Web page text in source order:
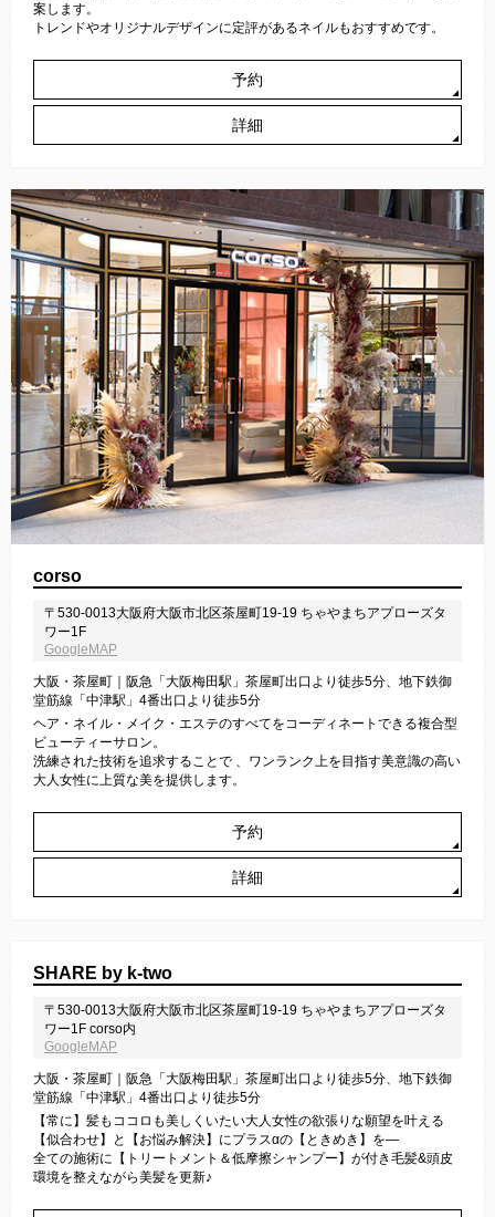
案します。
トレンドやオリジナルデザインに定評があるネイルもおすすめです。
予約
詳細
corso
〒530-0013大阪府大阪市北区茶屋町19-19 ちゃやまちアプローズタ
ワー1F
GoogleMAP
大阪・茶屋町｜阪急「大阪梅田駅」茶屋町出口より徒歩5分、地下鉄御
堂筋線「中津駅」4番出口より徒歩5分
ヘア・ネイル・メイク・エステのすべてをコーディネートできる複合型
ビューティーサロン。
洗練された技術を追求することで 、ワンランク上を目指す美意識の高い
大人女性に上質な美を提供します。
予約
詳細
SHARE by k-two
〒530-0013大阪府大阪市北区茶屋町19-19 ちゃやまちアプローズタ
ワー1F corso内
GoogleMAP
大阪・茶屋町｜阪急「大阪梅田駅」茶屋町出口より徒歩5分、地下鉄御
堂筋線「中津駅」4番出口より徒歩5分
【常に】髪もココロも美しくいたい大人女性の欲張りな願望を叶える
【似合わせ】と【お悩み解決】にプラスαの【ときめき】を―
全ての施術に【トリートメント＆低摩擦シャンプー】が付き毛髪&頭皮
環境を整えながら美髪を更新♪